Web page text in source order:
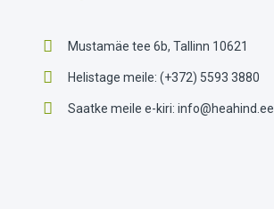
Mustamäe tee 6b, Tallinn 10621
Helistage meile: (+372) 5593 3880
Saatke meile e-kiri: info@heahind.ee